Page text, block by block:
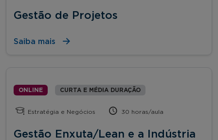
Gestão de Projetos
Saiba mais
ONLINE CURTA E MÉDIA DURAÇÃO
Estratégia e Negócios 30 horas/aula
Gestão Enxuta/Lean e a Indústria